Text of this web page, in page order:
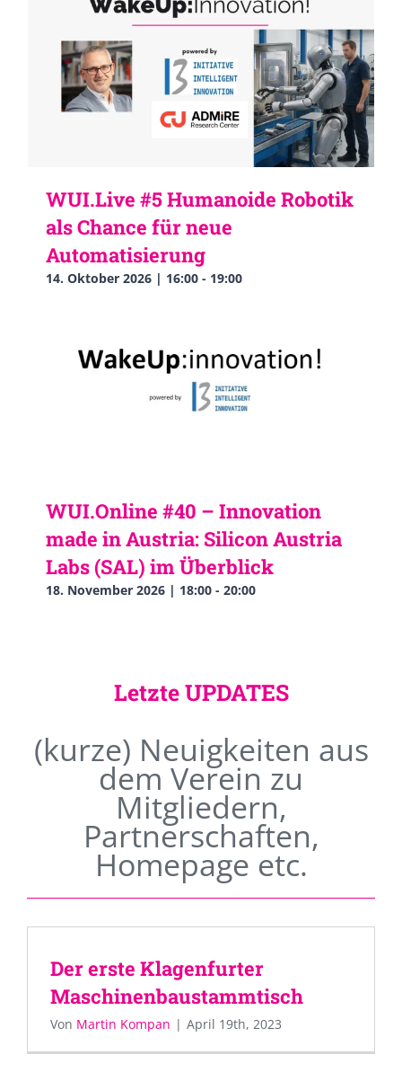
WUI.Live #5 Humanoide Robotik
als Chance für neue
Automatisierung
14. Oktober 2026 | 16:00 - 19:00
WUI.Online #40 – Innovation
made in Austria: Silicon Austria
Labs (SAL) im Überblick
18. November 2026 | 18:00 - 20:00
Letzte UPDATES
(kurze) Neuigkeiten aus
dem Verein zu
Mitgliedern,
Partnerschaften,
Homepage etc.
Der erste Klagenfurter
Maschinenbaustammtisch
Von Martin Kompan | April 19th, 2023